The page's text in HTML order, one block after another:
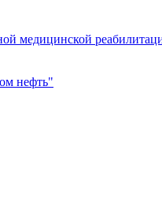
медицинской
нефть"